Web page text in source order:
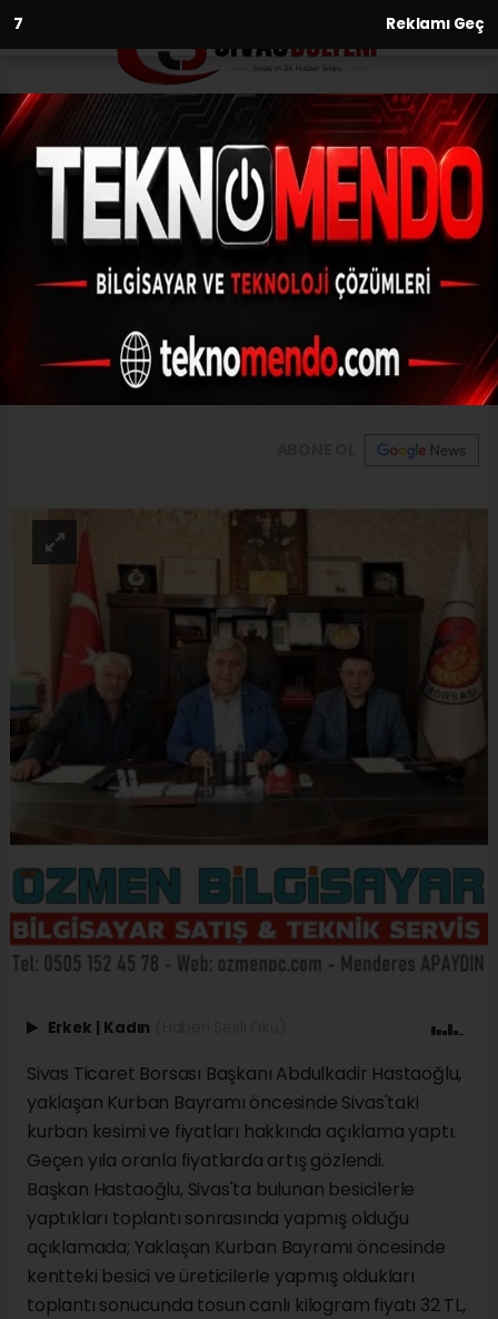
6 Reklamı Geç
Anasayfa
Kurbanlık fiyatlarında artış
09.06.2021 - 13:08, Güncelleme: 09.06.2021 - 13:08
Sivas Ticaret Borsası Başkanı Abdulkadir
Hastaoğlu, yaklaşan Kurban Bayramı
öncesinde Sivas'taki kurban kesimi ve
fiyatları hakkında açıklama yaptı.
Erkek | Kadın
Sivas Ticaret Borsası Başkanı Abdulkadir Hastaoğlu,
yaklaşan Kurban Bayramı öncesinde Sivas'taki
kurban kesimi ve fiyatları hakkında açıklama yaptı.
Geçen yıla oranla fiyatlarda artış gözlendi.
Başkan Hastaoğlu, Sivas'ta bulunan besicilerle
yaptıkları toplantı sonrasında yapmış olduğu
açıklamada; Yaklaşan Kurban Bayramı öncesinde
kentteki besici ve üreticilerle yapmış oldukları
toplantı sonucunda tosun canlı kilogram fiyatı 32 TL,